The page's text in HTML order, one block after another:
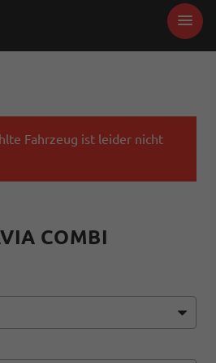
Fahrzeug ist leider nicht
COMBI